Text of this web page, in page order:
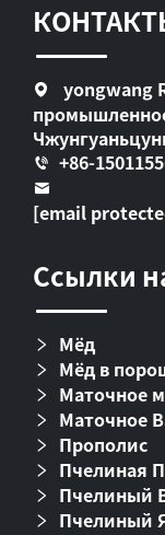
yongwang
+86-
[email
Ссылки
Мёд
Мёд в
Маточное
Маточное
Прополис
Пчелиная
Пчелиный
Пчелиный